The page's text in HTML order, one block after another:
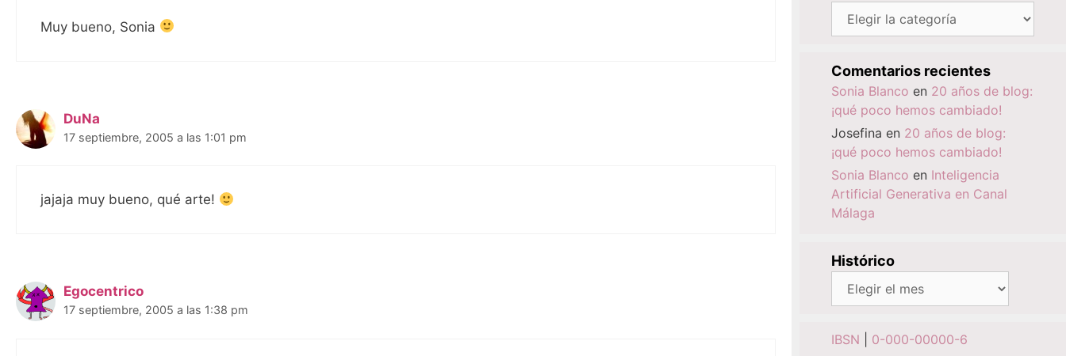
Muy bueno, Sonia
DuNa
17 septiembre, 2005 a las 1:01 pm
jajaja muy bueno, qué arte!
Egocentrico
17 septiembre, 2005 a las 1:38 pm
Categorías
Comentarios recientes
Sonia Blanco en 20 años de blog:
¡qué poco hemos cambiado!
Josefina en 20 años de blog:
¡qué poco hemos cambiado!
Sonia Blanco en Inteligencia
Artificial Generativa en Canal
Málaga
Histórico
Histórico
IBSN 0-000-00000-6